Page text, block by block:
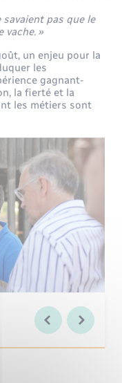
savaient pas que le
vache. »
un enjeu pour la
les
gagnant-
la fierté et la
les métiers sont